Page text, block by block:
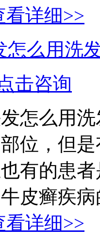
看详细>>
怎么用洗
击咨询
怎么用
位，但
有的患
皮癣疾
看详细>>